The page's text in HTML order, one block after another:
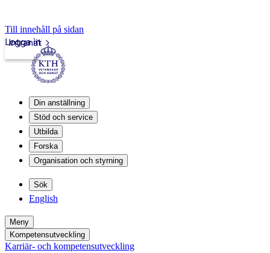
Till innehåll på sidan
Intranät
Logga in
Din anställning
Stöd och service
Utbilda
Forska
Organisation och styrning
Sök
English
Meny
Kompetensutveckling
Karriär- och kompetensutveckling